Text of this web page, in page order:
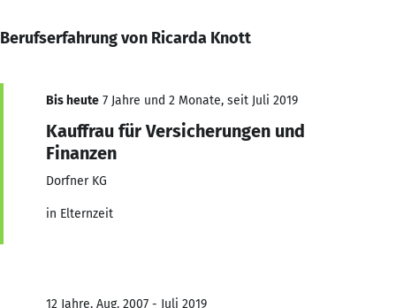
Berufserfahrung von Ricarda Knott
Bis heute 7 Jahre und 2 Monate, seit Juli 2019
Kauffrau für Versicherungen und
Finanzen
Dorfner KG
in Elternzeit
12 Jahre, Aug. 2007 - Juli 2019